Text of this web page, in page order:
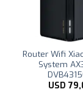
Router Wifi
System
USD